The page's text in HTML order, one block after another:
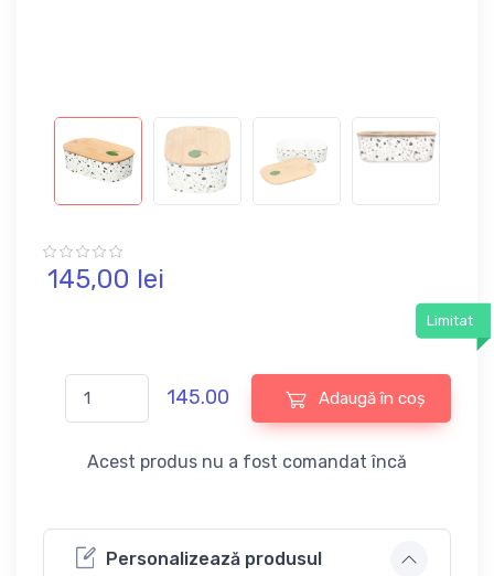
145,00 lei
Limitat
145.00 Adaugă în coș
Acest produs nu a fost comandat încă
Personalizează produsul